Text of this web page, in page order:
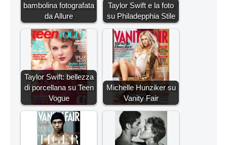
bambolina fotografata
da Allure
Taylor Swift e la foto
su Philadepphia Stile
Taylor Swift: bellezza
di porcellana su Teen
Vogue
Michelle Hunziker su
Vanity Fair